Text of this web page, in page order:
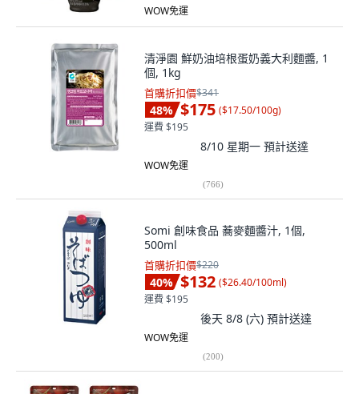
WOW免運
清淨園 鮮奶油培根蛋奶義大利麵醬, 1
個, 1kg
首購折扣價$341
48% $175 ($17.50/100g)
運費 $195
8/10 星期一 預計送達
WOW免運
(766)
Somi 創味食品 蕎麥麵醬汁, 1個,
500ml
首購折扣價$220
40% $132 ($26.40/100ml)
運費 $195
後天 8/8 (六) 預計送達
WOW免運
(200)